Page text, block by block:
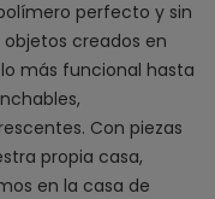
perfecto y sin
creados en
más funcional hasta
Con piezas
propia casa,
en la casa de